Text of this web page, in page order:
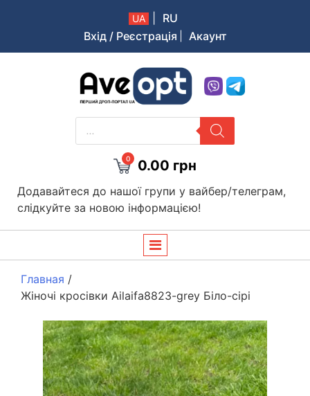
UA
RU
Вхід / Реєстрація
Акаунт
Aveopt – оптова дропшипінг платформа в Україні
PRODUCTS
SEARCH
0 0.00 грн
Додавайтеся до нашої групи у вайбер/телеграм,
слідкуйте за новою інформацією!
Главная /
Жіночі кросівки Ailaifa8823-grey Біло-сірі